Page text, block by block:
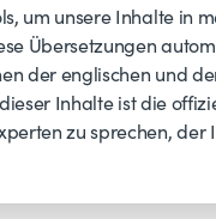
um unsere Inhalte in
Übersetzungen
der englischen und
Inhalte ist die
zu sprechen,